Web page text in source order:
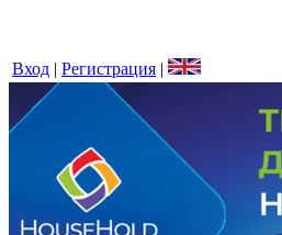
Вход | Регистрация |